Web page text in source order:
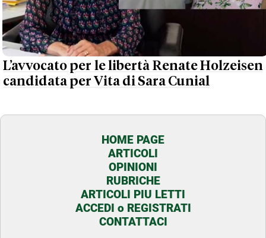
L’avvocato per le libertà Renate Holzeisen
candidata per Vita di Sara Cunial
HOME PAGE
ARTICOLI
OPINIONI
RUBRICHE
ARTICOLI PIU LETTI
ACCEDI o REGISTRATI
CONTATTACI